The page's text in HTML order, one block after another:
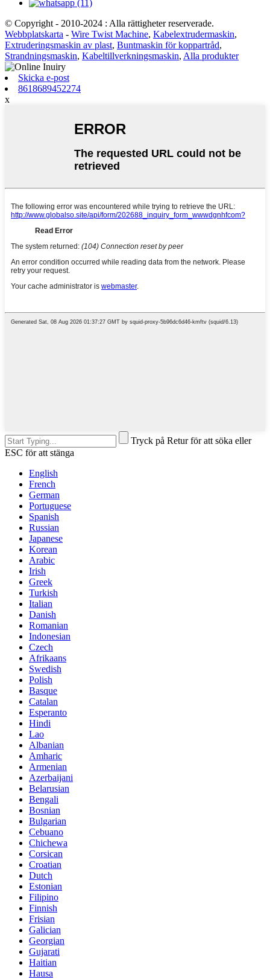
© Copyright - 2010-2024 : Alla rättigheter reserverade.
Webbplatskarta - Wire Twist Machine, Kabelextrudermaskin,
Extruderingsmaskin av plast, Buntmaskin för koppartråd,
Strandningsmaskin, Kabeltillverkningsmaskin, Alla produkter
Skicka e-post
8618689452274
x
Tryck på Retur för att söka eller
ESC för att stänga
English
French
German
Portuguese
Spanish
Russian
Japanese
Korean
Arabic
Irish
Greek
Turkish
Italian
Danish
Romanian
Indonesian
Czech
Afrikaans
Swedish
Polish
Basque
Catalan
Esperanto
Hindi
Lao
Albanian
Amharic
Armenian
Azerbaijani
Belarusian
Bengali
Bosnian
Bulgarian
Cebuano
Chichewa
Corsican
Croatian
Dutch
Estonian
Filipino
Finnish
Frisian
Galician
Georgian
Gujarati
Haitian
Hausa